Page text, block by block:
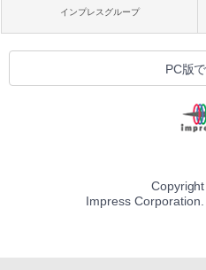
インプレスグループ
PC版
Impress